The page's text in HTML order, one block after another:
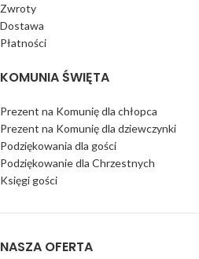
Zwroty
Dostawa
Płatności
KOMUNIA ŚWIĘTA
Prezent na Komunię dla chłopca
Prezent na Komunię dla dziewczynki
Podziękowania dla gości
Podziękowanie dla Chrzestnych
Księgi gości
NASZA OFERTA